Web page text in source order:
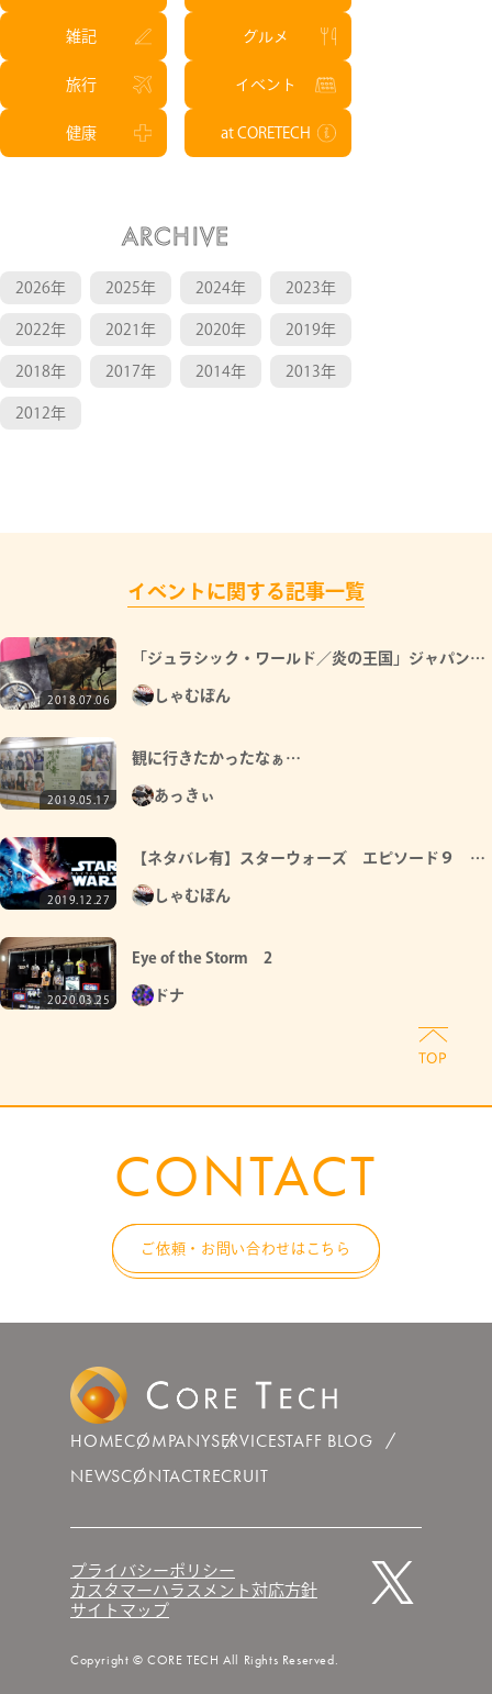
雑記 グルメ
旅行 イベント
健康 at CORETECH
ARCHIVE
2026年 2025年 2024年 2023年
2022年 2021年 2020年 2019年
2018年 2017年 2014年 2013年
2012年
イベントに関する記事一覧
2018.07.06
「ジュラシック・ワールド／炎の王国」ジャパンプ
レミアに行ってきたって話
しゃむぽん
2019.05.17
観に行きたかったなぁ…
あっきぃ
2019.12.27
【ネタバレ有】スターウォーズ エピソード９ ス
カイウォーカーの夜明け 観てきました
しゃむぽん
2020.03.25
Eye of the Storm 2
ドナ
CONTACT
ご依頼・お問い合わせはこちら
HOMECOMPANYSERVICESTAFF BLOG
NEWSCONTACTRECRUIT
プライバシーポリシー
カスタマーハラスメント対応方針
サイトマップ
Copyright © CORE TECH All Rights Reserved.